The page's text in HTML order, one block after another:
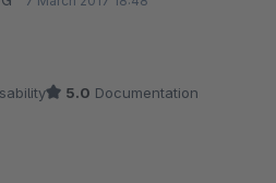
5.0 Documentation